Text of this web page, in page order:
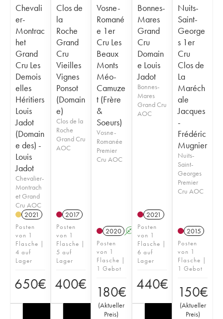
Chevali
er-
Montrac
het
Grand
Cru Les
Demois
elles
Héritiers
Louis
Jadot
(Domain
e des) -
Louis
Jadot
Chevalier-
Montrach
et Grand
Cru AOC
2021
Posten
von 1
Flasche |
4 auf
Lager
650€
Clos de
la
Roche
Grand
Cru
Vieilles
Vignes
Ponsot
(Domain
e)
Clos de la
Roche
Grand Cru
AOC
2017
Posten
von 1
Flasche |
5 auf
Lager
400€
Vosne-
Romané
e 1er
Cru Les
Beaux
Monts
Méo-
Camuze
t (Frère
&
Soeurs)
Vosne-
Romanée
Premier
Cru AOC
2020 A
Posten
von 1
Flasche |
1 Gebot
180€
(Aktueller
Preis)
Bonnes-
Mares
Grand
Cru
Domain
e Louis
Jadot
Bonnes-
Mares
Grand Cru
AOC
2021
Posten
von 1
Flasche |
6 auf
Lager
440€
Nuits-
Saint-
George
s 1er
Cru
Clos de
La
Maréch
ale
Jacques
-
Frédéric
Mugnier
Nuits-
Saint-
Georges
Premier
Cru AOC
2015
Posten
von 1
Flasche |
1 Gebot
150€
(Aktueller
Preis)